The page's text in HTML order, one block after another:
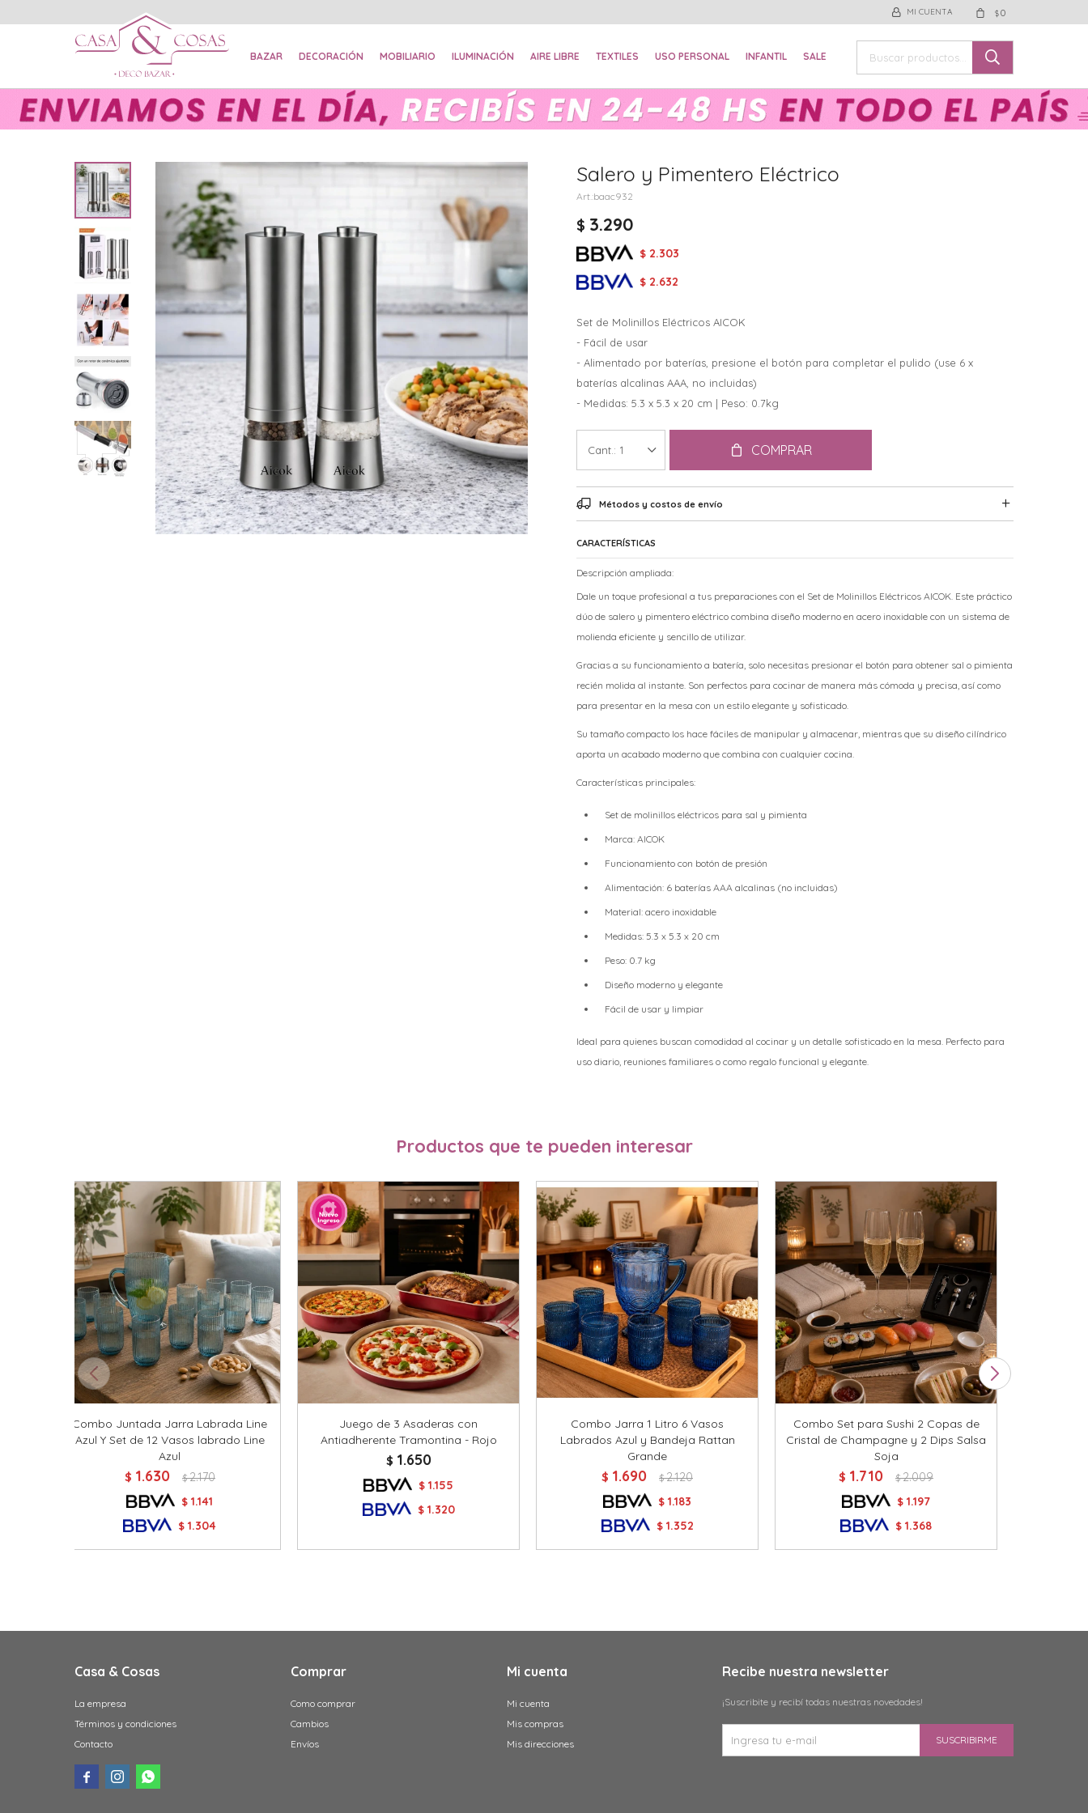
BAZAR DECORACIÓN MOBILIARIO ILUMINACIÓN AIRE LIBRE TEXTILES USO PERSONAL INFANTIL SALE
$0
Salero y Pimentero Eléctrico
baac932
$ 3.290
$ 2.303
$ 2.632
Set de Molinillos Eléctricos AICOK
- Fácil de usar
- Alimentado por baterías, presione el botón para completar el pulido (use 6 x
baterías alcalinas AAA, no incluidas)
- Medidas: 5.3 x 5.3 x 20 cm | Peso: 0.7kg
1 COMPRAR
Métodos y costos de envío
CARACTERÍSTICAS
Descripción ampliada:
Dale un toque profesional a tus preparaciones con el Set de Molinillos Eléctricos AICOK. Este práctico
dúo de salero y pimentero eléctrico combina diseño moderno en acero inoxidable con un sistema de
molienda eficiente y sencillo de utilizar.
Gracias a su funcionamiento a batería, solo necesitas presionar el botón para obtener sal o pimienta
recién molida al instante. Son perfectos para cocinar de manera más cómoda y precisa, así como
para presentar en la mesa con un estilo elegante y sofisticado.
Su tamaño compacto los hace fáciles de manipular y almacenar, mientras que su diseño cilíndrico
aporta un acabado moderno que combina con cualquier cocina.
Características principales:
Set de molinillos eléctricos para sal y pimienta
Marca: AICOK
Funcionamiento con botón de presión
Alimentación: 6 baterías AAA alcalinas (no incluidas)
Material: acero inoxidable
Medidas: 5.3 x 5.3 x 20 cm
Peso: 0.7 kg
Diseño moderno y elegante
Fácil de usar y limpiar
Ideal para quienes buscan comodidad al cocinar y un detalle sofisticado en la mesa. Perfecto para
uso diario, reuniones familiares o como regalo funcional y elegante.
Productos que te pueden interesar
Combo Juntada Jarra Labrada Line
Azul Y Set de 12 Vasos labrado Line
Azul
$ 1.630 $ 2.170
$ 1.141
$ 1.304
Juego de 3 Asaderas con
Antiadherente Tramontina - Rojo
$ 1.650
$ 1.155
$ 1.320
Combo Jarra 1 Litro 6 Vasos
Labrados Azul y Bandeja Rattan
Grande
$ 1.690 $ 2.120
$ 1.183
$ 1.352
Combo Set para Sushi 2 Copas de
Cristal de Champagne y 2 Dips Salsa
Soja
$ 1.710 $ 2.009
$ 1.197
$ 1.368
Casa & Cosas
La empresa
Términos y condiciones
Contacto
  
Comprar
Como comprar
Cambios
Envíos
Mi cuenta
Mi cuenta
Mis compras
Mis direcciones
Recibe nuestra newsletter
¡Suscribite y recibí todas nuestras novedades!
SUSCRIBIRME